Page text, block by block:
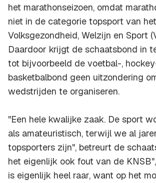
het marathonseizoen, omdat
niet in de categorie topsport van
Volksgezondheid, Welzijn en Sport
Daardoor krijgt de schaatsbond in
tot bijvoorbeeld de voetbal-,
basketbalbond geen uitzondering
wedstrijden te organiseren.
"Een hele kwalijke zaak. De sport
als amateuristisch, terwijl we al
topsporters zijn", betreurt de
het eigenlijk ook fout van de
is eigenlijk heel raar, want op het